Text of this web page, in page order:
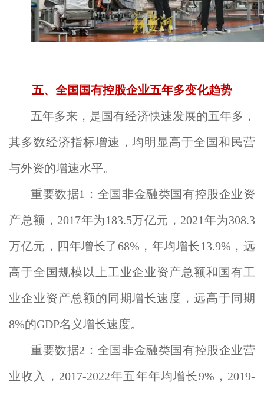
五、全国国有控股企业五年多变化趋势
五年多来，是国有经济快速发展的五年多，
其多数经济指标增速，均明显高于全国和民营
与外资的增速水平。
重要数据1：全国非金融类国有控股企业资
产总额，2017年为183.5万亿元，2021年为308.3
万亿元，四年增长了68%，年均增长13.9%，远
高于全国规模以上工业企业资产总额和国有工
业企业资产总额的同期增长速度，远高于同期
8%的GDP名义增长速度。
重要数据2：全国非金融类国有控股企业营
业收入，2017-2022年五年年均增长9%，2019-